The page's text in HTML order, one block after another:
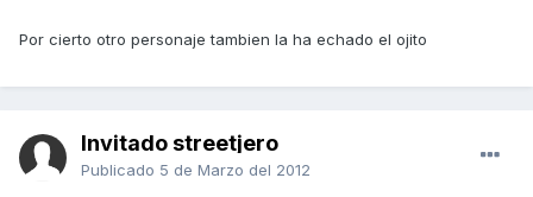
Por cierto otro personaje tambien la ha echado el ojito
Invitado streetjero
Publicado 5 de Marzo del 2012